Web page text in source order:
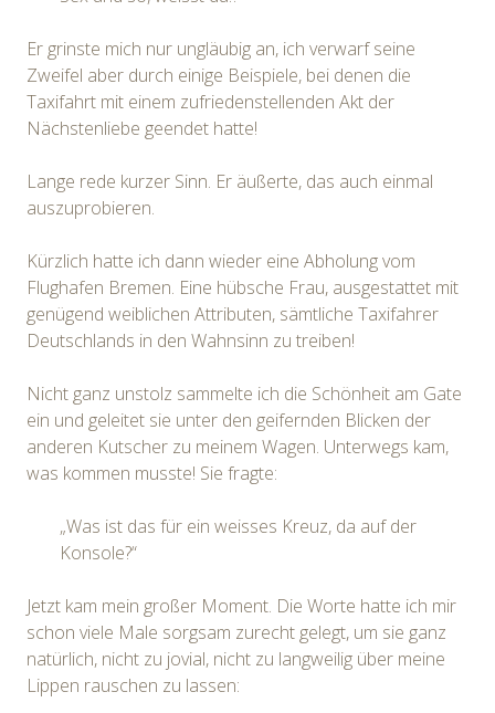
Er grinste mich nur ungläubig an, ich verwarf seine
Zweifel aber durch einige Beispiele, bei denen die
Taxifahrt mit einem zufriedenstellenden Akt der
Nächstenliebe geendet hatte!
Lange rede kurzer Sinn. Er äußerte, das auch einmal
auszuprobieren.
Kürzlich hatte ich dann wieder eine Abholung vom
Flughafen Bremen. Eine hübsche Frau, ausgestattet mit
genügend weiblichen Attributen, sämtliche Taxifahrer
Deutschlands in den Wahnsinn zu treiben!
Nicht ganz unstolz sammelte ich die Schönheit am Gate
ein und geleitet sie unter den geifernden Blicken der
anderen Kutscher zu meinem Wagen. Unterwegs kam,
was kommen musste! Sie fragte:
„Was ist das für ein weisses Kreuz, da auf der
Konsole?“
Jetzt kam mein großer Moment. Die Worte hatte ich mir
schon viele Male sorgsam zurecht gelegt, um sie ganz
natürlich, nicht zu jovial, nicht zu langweilig über meine
Lippen rauschen zu lassen: